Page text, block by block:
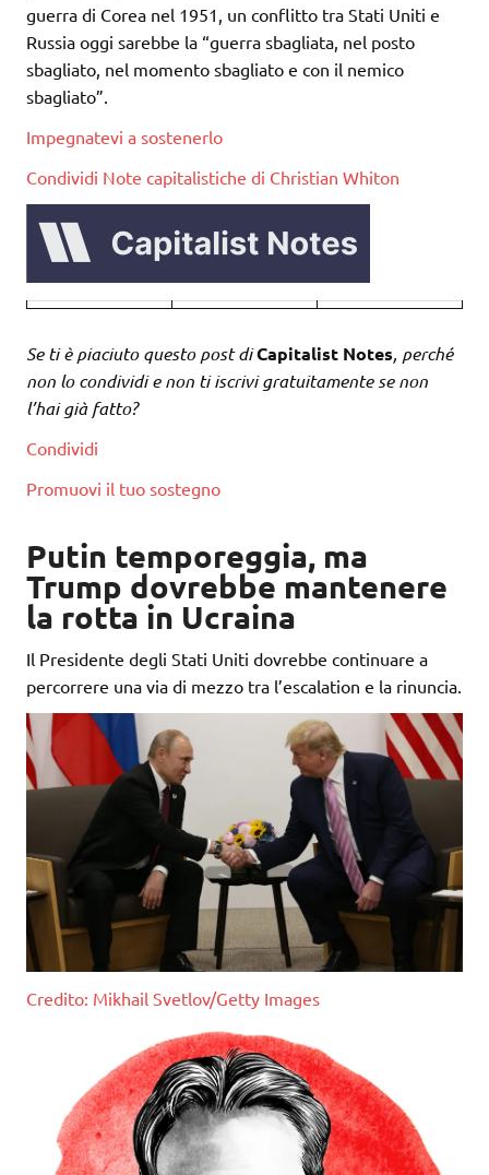
guerra di Corea nel 1951, un conflitto tra Stati Uniti e
Russia oggi sarebbe la “guerra sbagliata, nel posto
sbagliato, nel momento sbagliato e con il nemico
sbagliato”.
Impegnatevi a sostenerlo
Condividi Note capitalistiche di Christian Whiton
Se ti è piaciuto questo post diCapitalist Notes, perché
non lo condividi e non ti iscrivi gratuitamente se non
l’hai già fatto?
Condividi
Promuovi il tuo sostegno
Putin temporeggia, ma
Trump dovrebbe mantenere
la rotta in Ucraina
Il Presidente degli Stati Uniti dovrebbe continuare a
percorrere una via di mezzo tra l’escalation e la rinuncia.
Credito: Mikhail Svetlov/Getty Images